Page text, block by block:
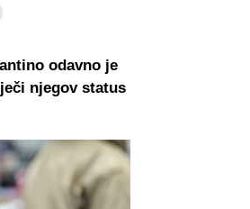
odavno je
njegov status